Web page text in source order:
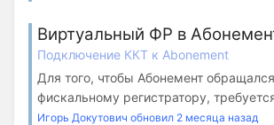
Виртуальный ФР в
Подключение ККТ к Abonement
Для того, чтобы Абонемент
фискальному регистратору,
Игорь Докутович обновил 2 месяца назад